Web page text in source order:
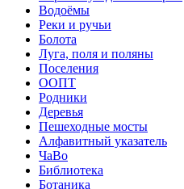
Водоёмы
Реки и ручьи
Болота
Луга, поля и поляны
Поселения
ООПТ
Родники
Деревья
Пешеходные мосты
Алфавитный указатель
ЧаВо
Библиотека
Ботаника